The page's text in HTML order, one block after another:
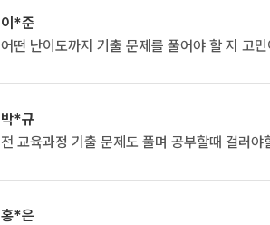
이*준
어떤 난이도까지 기출 문제를 풀어야 할 지 고
박*규
전 교육과정 기출 문제도 풀며 공부할때 걸러
홍*은